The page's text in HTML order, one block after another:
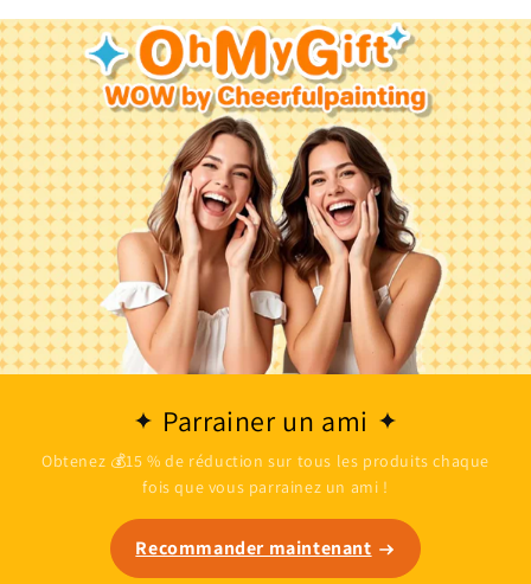
Parrainer un ami
Obtenez 💰15 % de réduction sur tous les produits chaque
fois que vous parrainez un ami !
Recommander maintenant